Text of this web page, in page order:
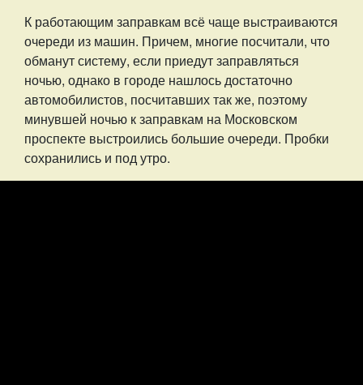
К работающим заправкам всё чаще выстраиваются
очереди из машин. Причем, многие посчитали, что
обманут систему, если приедут заправляться
ночью, однако в городе нашлось достаточно
автомобилистов, посчитавших так же, поэтому
минувшей ночью к заправкам на Московском
проспекте выстроились большие очереди. Пробки
сохранились и под утро.